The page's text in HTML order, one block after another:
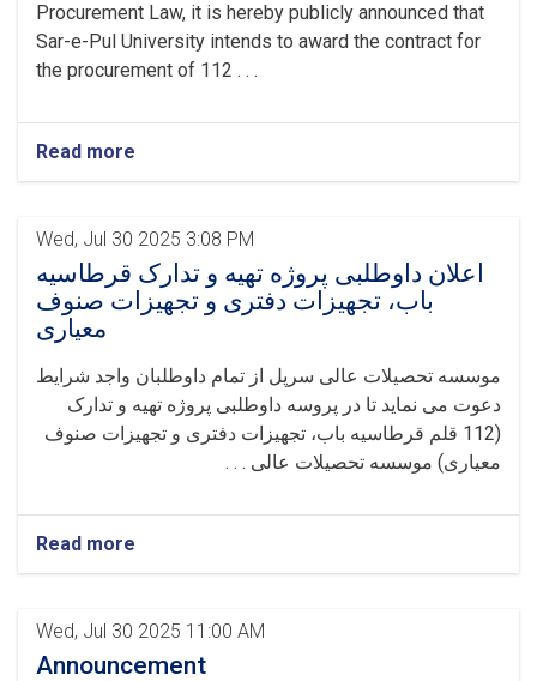
Procurement Law, it is hereby publicly announced that
Sar-e-Pul University intends to award the contract for
the procurement of 112 . . .
Read more
Wed, Jul 30 2025 3:08 PM
اعلان داوطلبی پروژه تهیه و تدارک قرطاسیه
باب، تجهیزات دفتری و تجهیزات صنوف
معیاری
موسسه تحصیلات عالی سرپل از تمام داوطلبان واجد شرایط
دعوت می نماید تا در پروسه داوطلبی پروژه تهیه و تدارک
(112 قلم قرطاسیه باب، تجهیزات دفتری و تجهیزات صنوف
معیاری) موسسه تحصیلات عالی . . .
Read more
Wed, Jul 30 2025 11:00 AM
Announcement